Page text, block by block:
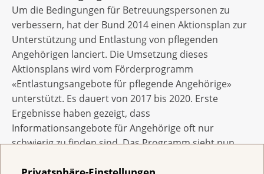
Um die Bedingungen für Betreuungspersonen zu
verbessern, hat der Bund 2014 einen Aktionsplan zur
Unterstützung und Entlastung von pflegenden
Angehörigen lanciert. Die Umsetzung dieses
Aktionsplans wird vom Förderprogramm
«Entlastungsangebote für pflegende Angehörige»
unterstützt. Es dauert von 2017 bis 2020. Erste
Ergebnisse haben gezeigt, dass
Informationsangebote für Angehörige oft nur
schwierig zu finden sind. Das Programm sieht nun